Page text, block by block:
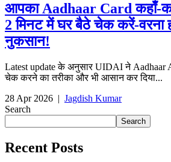
आपका Aadhaar Card कहाँ-
2 मिनट में घर बैठे चेक करें-वरना
नुकसान!
Latest update के अनुसार UIDAI ने Aadhaar
चेक करने का तरीका और भी आसान कर दिया...
28 Apr 2026 | Jagdish Kumar
Search
Search
Recent Posts